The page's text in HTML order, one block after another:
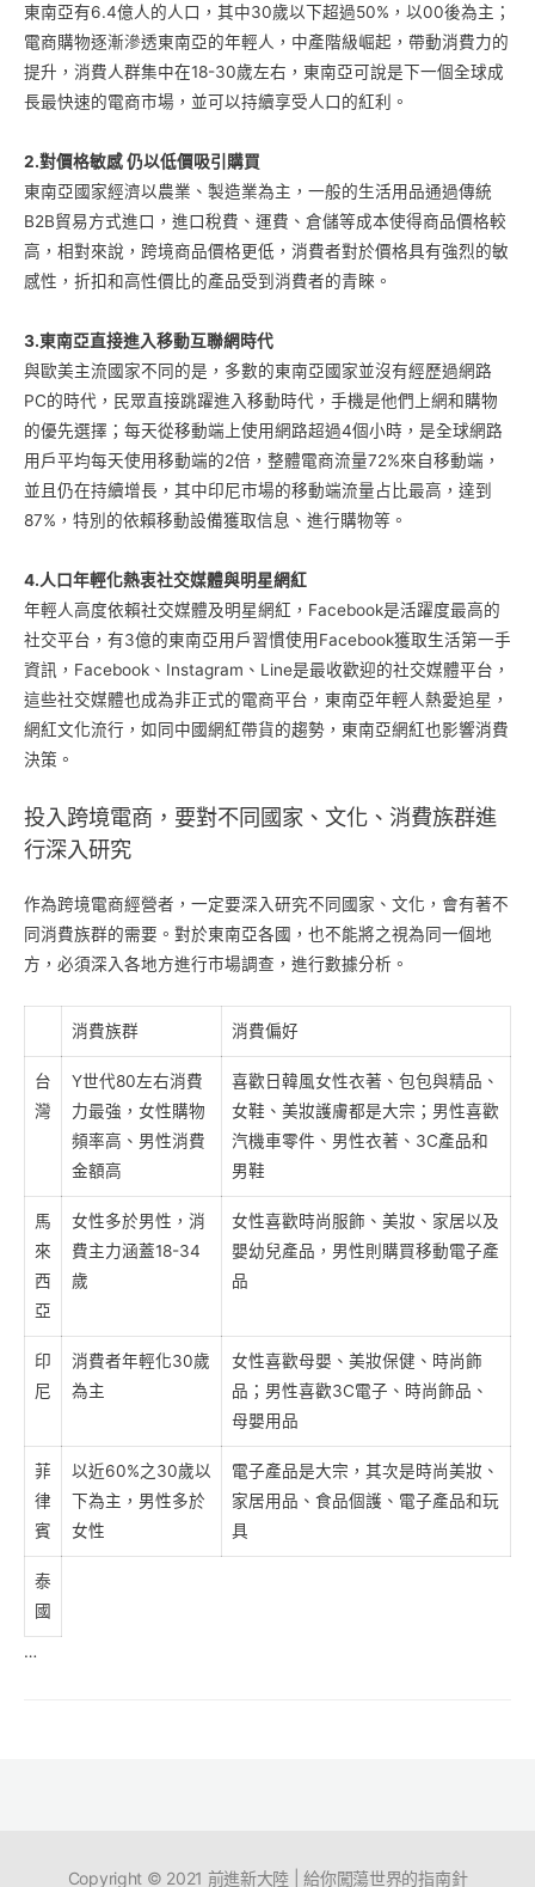
東南亞有6.4億人的人口，其中30歲以下超過50%，以00後為主；
電商購物逐漸滲透東南亞的年輕人，中產階級崛起，帶動消費力的
提升，消費人群集中在18-30歲左右，東南亞可說是下一個全球成
長最快速的電商市場，並可以持續享受人口的紅利。
2.對價格敏感 仍以低價吸引購買
東南亞國家經濟以農業、製造業為主，一般的生活用品通過傳統
B2B貿易方式進口，進口稅費、運費、倉儲等成本使得商品價格較
高，相對來說，跨境商品價格更低，消費者對於價格具有強烈的敏
感性，折扣和高性價比的產品受到消費者的青睞。
3.東南亞直接進入移動互聯網時代
與歐美主流國家不同的是，多數的東南亞國家並沒有經歷過網路
PC的時代，民眾直接跳躍進入移動時代，手機是他們上網和購物
的優先選擇；每天從移動端上使用網路超過4個小時，是全球網路
用戶平均每天使用移動端的2倍，整體電商流量72%來自移動端，
並且仍在持續增長，其中印尼市場的移動端流量占比最高，達到
87%，特別的依賴移動設備獲取信息、進行購物等。
4.人口年輕化熱衷社交媒體與明星網紅
年輕人高度依賴社交媒體及明星網紅，Facebook是活躍度最高的
社交平台，有3億的東南亞用戶習慣使用Facebook獲取生活第一手
資訊，Facebook、Instagram、Line是最收歡迎的社交媒體平台，
這些社交媒體也成為非正式的電商平台，東南亞年輕人熱愛追星，
網紅文化流行，如同中國網紅帶貨的趨勢，東南亞網紅也影響消費
決策。
投入跨境電商，要對不同國家、文化、消費族群進
行深入研究
作為跨境電商經營者，一定要深入研究不同國家、文化，會有著不
同消費族群的需要。對於東南亞各國，也不能將之視為同一個地
方，必須深入各地方進行市場調查，進行數據分析。
消費族群 消費偏好
台
灣
Y世代80左右消費
力最強，女性購物
頻率高、男性消費
金額高
喜歡日韓風女性衣著、包包與精品、
女鞋、美妝護膚都是大宗；男性喜歡
汽機車零件、男性衣著、3C產品和
男鞋
馬
來
西
亞
女性多於男性，消
費主力涵蓋18-34
歲
女性喜歡時尚服飾、美妝、家居以及
嬰幼兒產品，男性則購買移動電子產
品
印
尼
消費者年輕化30歲
為主
女性喜歡母嬰、美妝保健、時尚飾
品；男性喜歡3C電子、時尚飾品、
母嬰用品
菲
律
賓
以近60%之30歲以
下為主，男性多於
女性
電子產品是大宗，其次是時尚美妝、
家居用品、食品個護、電子產品和玩
具
泰
國
…
Copyright © 2021 前進新大陸 | 給你闖蕩世界的指南針